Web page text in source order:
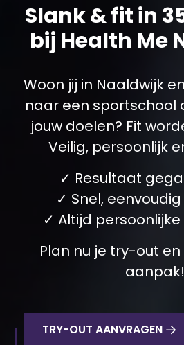
Slank & fit in
bij Health Me
Woon jij in Naaldwijk
naar een sportschool
jouw doelen? Fit
Veilig, persoonlijk
✓ Resultaat
✓ Snel,
✓ Altijd
Plan nu je try-out
aanpak!
TRY-OUT AANVRAGEN